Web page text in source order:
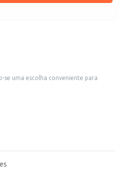
consumo pessoal. Sua embalagem